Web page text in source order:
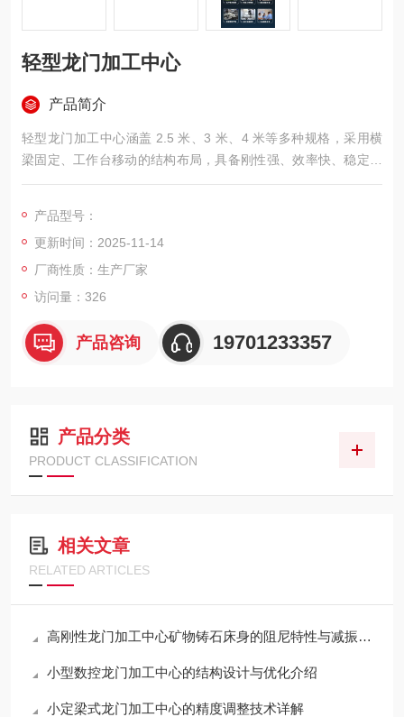
轻型龙门加工中心
产品简介
轻型龙门加工中心涵盖 2.5 米、3 米、4 米等多种规格，采用横
梁固定、工作台移动的结构布局，具备刚性强、效率快、稳定性
好等特点。机床可选配发那科或西门子数控系统，具有铣、钻、
配全自动万向铣头，实现五面加工。该设备适用于小型零部件批
量生产，以及汽车模具、工业机械等领域的高精度加工场景。
产品型号：
更新时间：2025-11-14
厂商性质：生产厂家
访问量：326
产品咨询 19701233357
产品分类
PRODUCT CLASSIFICATION
相关文章
RELATED ARTICLES
高刚性龙门加工中心矿物铸石床身的阻尼特性与减振效果
小型数控龙门加工中心的结构设计与优化介绍
小定梁式龙门加工中心的精度调整技术详解